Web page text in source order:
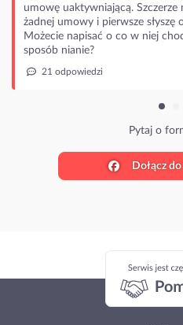
uaktywniającą. Szczerze mówiąc
umowy i pierwsze słyszę o takiej
napisać o co w niej chodzi i czy
nianie?
Pytaj o formalności.
Dołącz